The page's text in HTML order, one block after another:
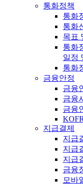
통화정책
통화
통화
목표
통화
일정
통화
금융안정
금융
금융
금융
KOFR
지급결제
지급
지급
지급
금융
모바